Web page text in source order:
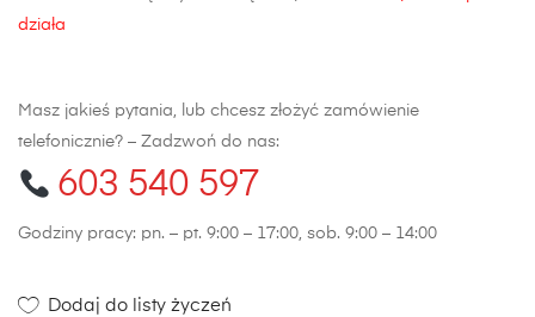
działa
Masz jakieś pytania, lub chcesz złożyć zamówienie
telefonicznie? – Zadzwoń do nas:
603 540 597
Godziny pracy: pn. – pt. 9:00 – 17:00, sob. 9:00 – 14:00
Dodaj do listy życzeń